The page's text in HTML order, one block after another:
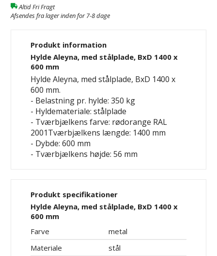
Altid Fri Fragt
Afsendes fra lager inden for 7-8 dage
Produkt information
Hylde Aleyna, med stålplade, BxD 1400 x
600 mm
Hylde Aleyna, med stålplade, BxD 1400 x
600 mm.
- Belastning pr. hylde: 350 kg
- Hyldemateriale: stålplade
- Tværbjælkens farve: rødorange RAL
2001Tværbjælkens længde: 1400 mm
- Dybde: 600 mm
- Tværbjælkens højde: 56 mm
Produkt specifikationer
Hylde Aleyna, med stålplade, BxD 1400 x
600 mm
Farve
metal
Materiale
stål